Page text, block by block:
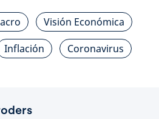
Visión Económica
Inflación Coronavirus